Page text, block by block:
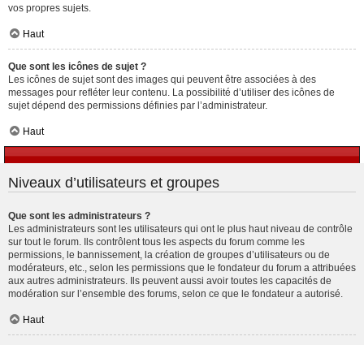
vos propres sujets.
Haut
Que sont les icônes de sujet ?
Les icônes de sujet sont des images qui peuvent être associées à des
messages pour refléter leur contenu. La possibilité d’utiliser des icônes de
sujet dépend des permissions définies par l’administrateur.
Haut
Niveaux d’utilisateurs et groupes
Que sont les administrateurs ?
Les administrateurs sont les utilisateurs qui ont le plus haut niveau de contrôle
sur tout le forum. Ils contrôlent tous les aspects du forum comme les
permissions, le bannissement, la création de groupes d’utilisateurs ou de
modérateurs, etc., selon les permissions que le fondateur du forum a attribuées
aux autres administrateurs. Ils peuvent aussi avoir toutes les capacités de
modération sur l’ensemble des forums, selon ce que le fondateur a autorisé.
Haut